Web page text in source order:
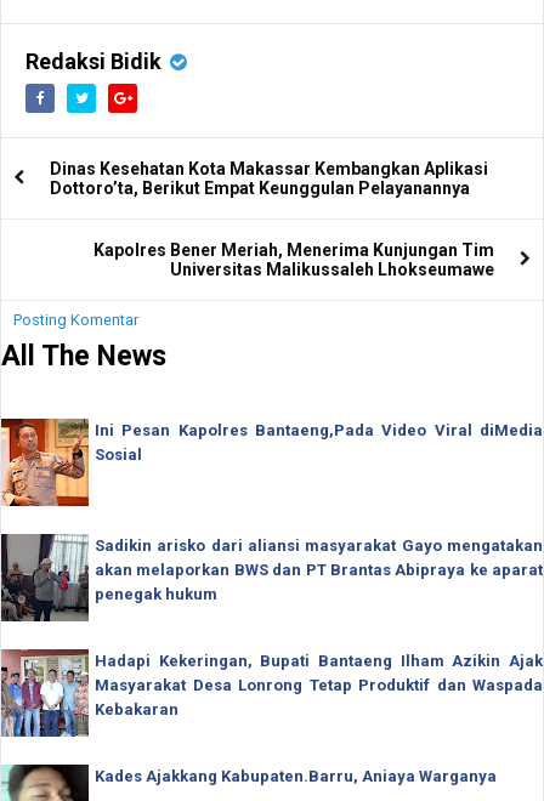
Redaksi Bidik
Dinas Kesehatan Kota Makassar Kembangkan Aplikasi
Dottoro’ta, Berikut Empat Keunggulan Pelayanannya
Kapolres Bener Meriah, Menerima Kunjungan Tim
Universitas Malikussaleh Lhokseumawe
Posting Komentar
All The News
Ini Pesan Kapolres Bantaeng,Pada Video Viral diMedia
Sosial
Sadikin arisko dari aliansi masyarakat Gayo mengatakan
akan melaporkan BWS dan PT Brantas Abipraya ke aparat
penegak hukum
Hadapi Kekeringan, Bupati Bantaeng Ilham Azikin Ajak
Masyarakat Desa Lonrong Tetap Produktif dan Waspada
Kebakaran
Kades Ajakkang Kabupaten.Barru, Aniaya Warganya